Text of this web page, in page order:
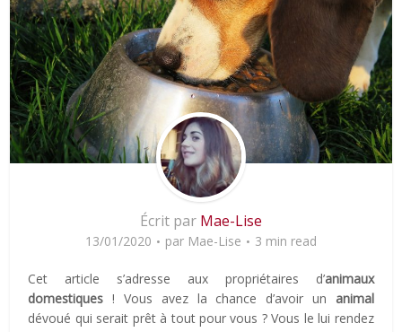
Écrit par Mae-Lise
13/01/2020 par Mae-Lise 3 min read
Cet article s’adresse aux propriétaires d’animaux
domestiques ! Vous avez la chance d’avoir un animal
dévoué qui serait prêt à tout pour vous ? Vous le lui rendez